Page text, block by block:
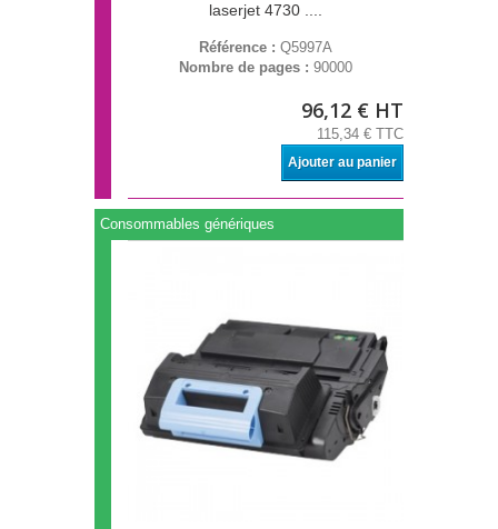
laserjet 4730 ....
Référence : Q5997A
Nombre de pages : 90000
96,12 € HT
115,34 € TTC
Ajouter au panier
Consommables génériques